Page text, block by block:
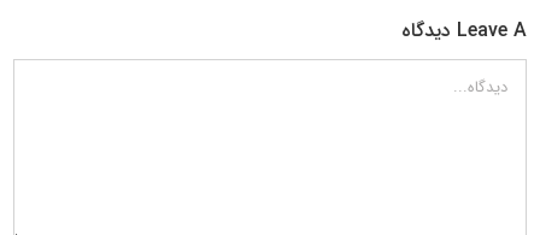
Leave A دیدگاه
دیدگاه